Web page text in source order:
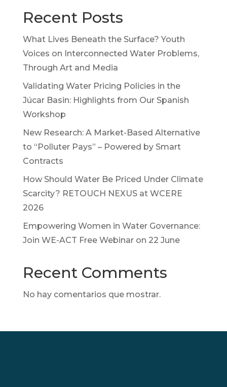
Recent Posts
What Lives Beneath the Surface? Youth
Voices on Interconnected Water Problems,
Through Art and Media
Validating Water Pricing Policies in the
Júcar Basin: Highlights from Our Spanish
Workshop
New Research: A Market-Based Alternative
to “Polluter Pays” – Powered by Smart
Contracts
How Should Water Be Priced Under Climate
Scarcity? RETOUCH NEXUS at WCERE
2026
Empowering Women in Water Governance:
Join WE-ACT Free Webinar on 22 June
Recent Comments
No hay comentarios que mostrar.